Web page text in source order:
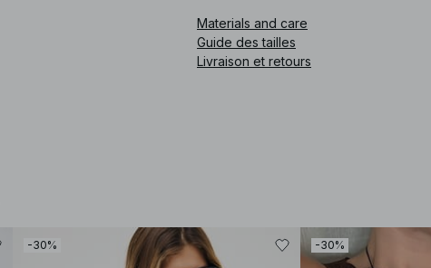
Materials and care
Guide des tailles
Livraison et retours
-30% -30%